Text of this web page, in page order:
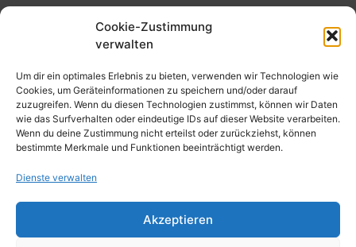
Cookie-Zustimmung
verwalten
Um dir ein optimales Erlebnis zu bieten, verwenden wir Technologien wie
Cookies, um Geräteinformationen zu speichern und/oder darauf
zuzugreifen. Wenn du diesen Technologien zustimmst, können wir Daten
wie das Surfverhalten oder eindeutige IDs auf dieser Website verarbeiten.
Wenn du deine Zustimmung nicht erteilst oder zurückziehst, können
bestimmte Merkmale und Funktionen beeinträchtigt werden.
Dienste verwalten
Akzeptieren
und 12,
Matthias-
Beltz-
Platz
oder
Haltestelle
Nibelungenplatz/FH